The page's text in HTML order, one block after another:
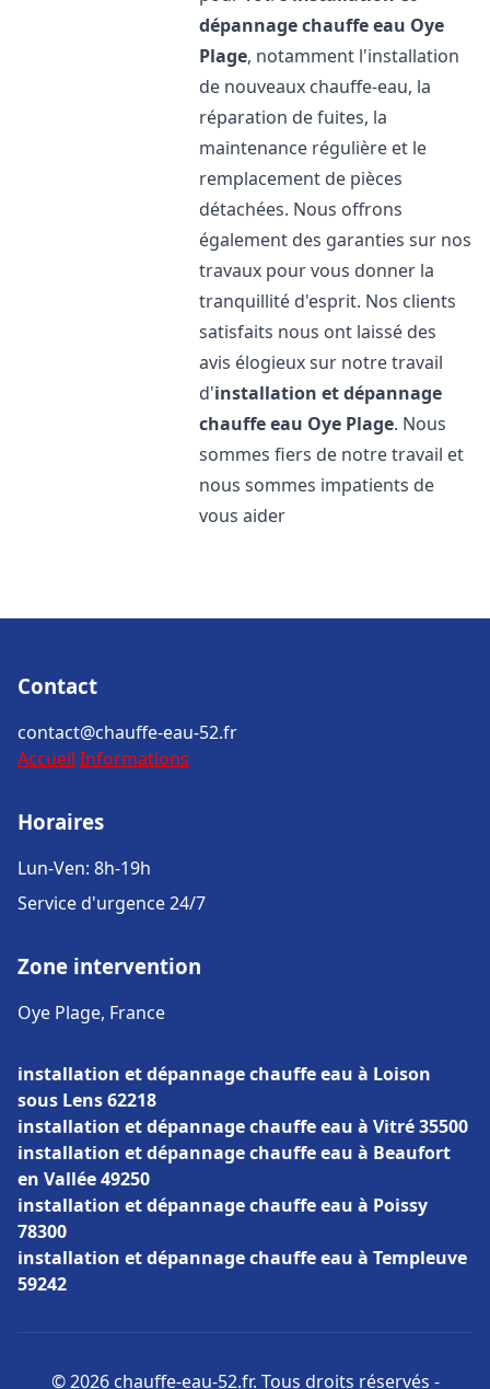
dépannage chauffe eau Oye
Plage, notamment l'installation
de nouveaux chauffe-eau, la
réparation de fuites, la
maintenance régulière et le
remplacement de pièces
détachées. Nous offrons
également des garanties sur nos
travaux pour vous donner la
tranquillité d'esprit. Nos clients
satisfaits nous ont laissé des
avis élogieux sur notre travail
d'installation et dépannage
chauffe eau Oye Plage. Nous
sommes fiers de notre travail et
nous sommes impatients de
vous aider
Contact
contact@chauffe-eau-52.fr
Accueil Informations
Horaires
Lun-Ven: 8h-19h
Service d'urgence 24/7
Zone intervention
Oye Plage, France
installation et dépannage chauffe eau à Loison
sous Lens 62218
installation et dépannage chauffe eau à Vitré 35500
installation et dépannage chauffe eau à Beaufort
en Vallée 49250
installation et dépannage chauffe eau à Poissy
78300
installation et dépannage chauffe eau à Templeuve
59242
© 2026 chauffe-eau-52.fr. Tous droits réservés -